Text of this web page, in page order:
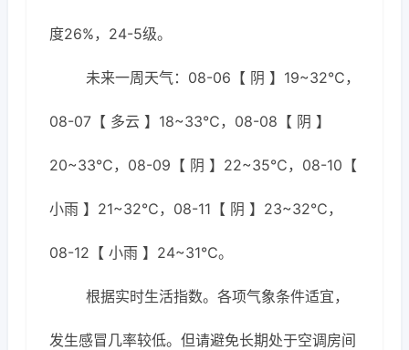
度26%，24-5级。
未来一周天气：08-06【 阴 】19~32℃，
08-07【 多云 】18~33℃，08-08【 阴 】
20~33℃，08-09【 阴 】22~35℃，08-10【
小雨 】21~32℃，08-11【 阴 】23~32℃，
08-12【 小雨 】24~31℃。
根据实时生活指数。各项气象条件适宜，
发生感冒几率较低。但请避免长期处于空调房间